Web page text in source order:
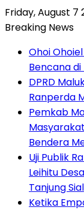
Friday, August 7
Breaking News
Ohoi
Bencana
DPRD
Ranperda
Pemkab
Bendera
Uji Publik
Leihitu
Tanjung Sial
Ketika